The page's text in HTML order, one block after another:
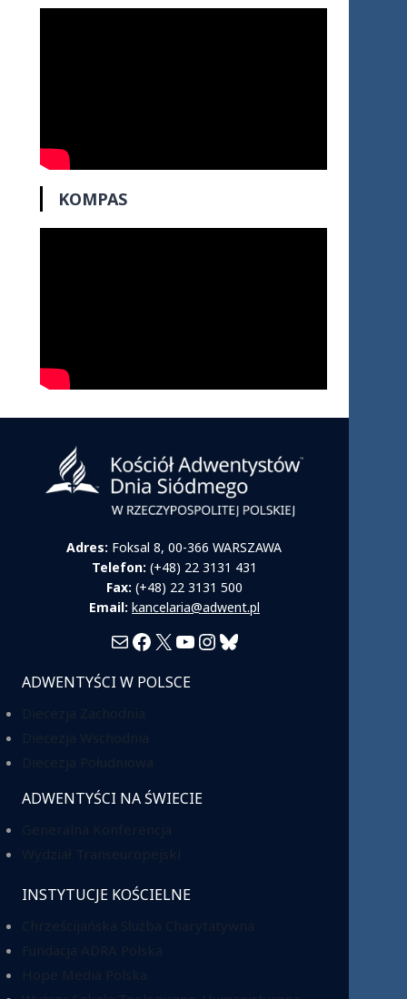
KOMPAS
Adres: Foksal 8, 00-366 WARSZAWA
Telefon: (+48) 22 3131 431
Fax: (+48) 22 3131 500
Email: kancelaria@adwent.pl
MailFacebook
X YouTube
Instagram
Bluesky
ADWENTYŚCI W POLSCE
ADWENTYŚCI NA ŚWIECIE
INSTYTUCJE KOŚCIELNE